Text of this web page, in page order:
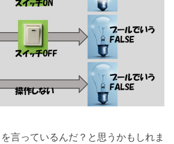
言っているんだ？と思うかもしれま